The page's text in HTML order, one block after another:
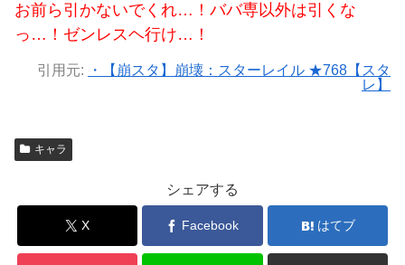
お前ら引かないでくれ…！ババ専以外は引くな
っ…！ゼンレスヘ行け…！
引用元:
・【崩スタ】崩壊：スターレイル ★768【スタ
レ】
キャラ
シェアする
X Facebook はてブ